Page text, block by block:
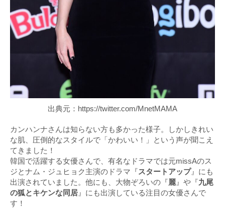
出典元：https://twitter.com/MnetMAMA
カンハンナさんは知らない方も多かった様子。しかしきれい
な肌、圧倒的なスタイルで「かわいい！」という声が聞こえ
てきました！
韓国で活躍する女優さんで、有名なドラマでは元missAのス
ジとナム・ジュヒョク主演のドラマ『スタートアップ』にも
出演されていました。他にも、大物ぞろいの『麗 』や『九尾
の狐とキケンな同居 』にも出演している注目の女優さんで
す！